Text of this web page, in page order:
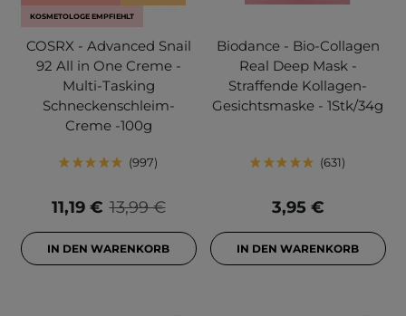
KOSMETOLOGE EMPFIEHLT
COSRX - Advanced Snail
92 All in One Creme -
Multi-Tasking
Schneckenschleim-
Creme -100g
997
13,99 €
11,19 €
IN DEN WARENKORB
Biodance - Bio-Collagen
Real Deep Mask -
Straffende Kollagen-
Gesichtsmaske - 1Stk/34g
631
3,95 €
IN DEN WARENKORB